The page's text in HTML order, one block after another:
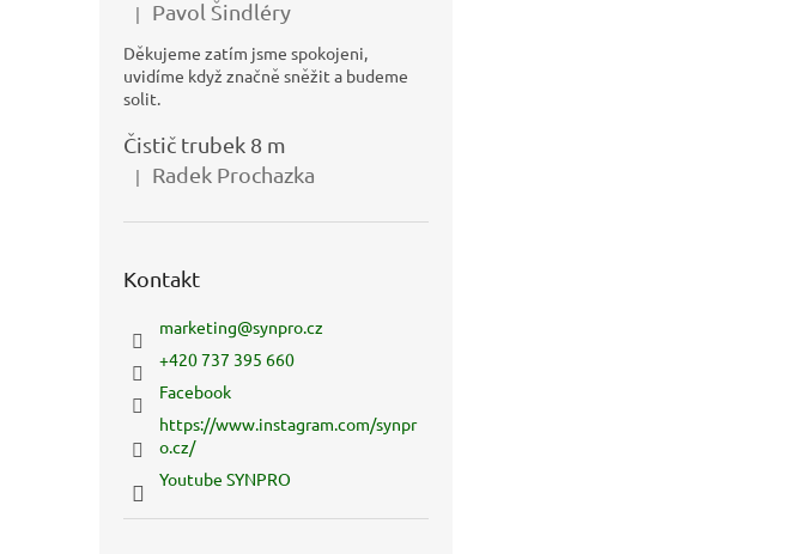
Hodnocení produktu je 5 z 5 hvězdiček.
| Pavol Šindléry
Děkujeme zatím jsme spokojeni,
uvidíme když značně sněžit a budeme
solit.
Čistič trubek 8 m
Hodnocení produktu je 5 z 5 hvězdiček.
| Radek Prochazka
Kontakt
marketing@synpro.cz
+420 737 395 660
Facebook
https://www.instagram.com/synpr
o.cz/
Youtube SYNPRO